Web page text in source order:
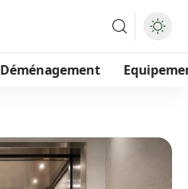
Déménagement